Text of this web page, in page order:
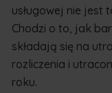
usługowej nie jest
Chodzi o to, jak
składają się na
rozliczenia i
roku.